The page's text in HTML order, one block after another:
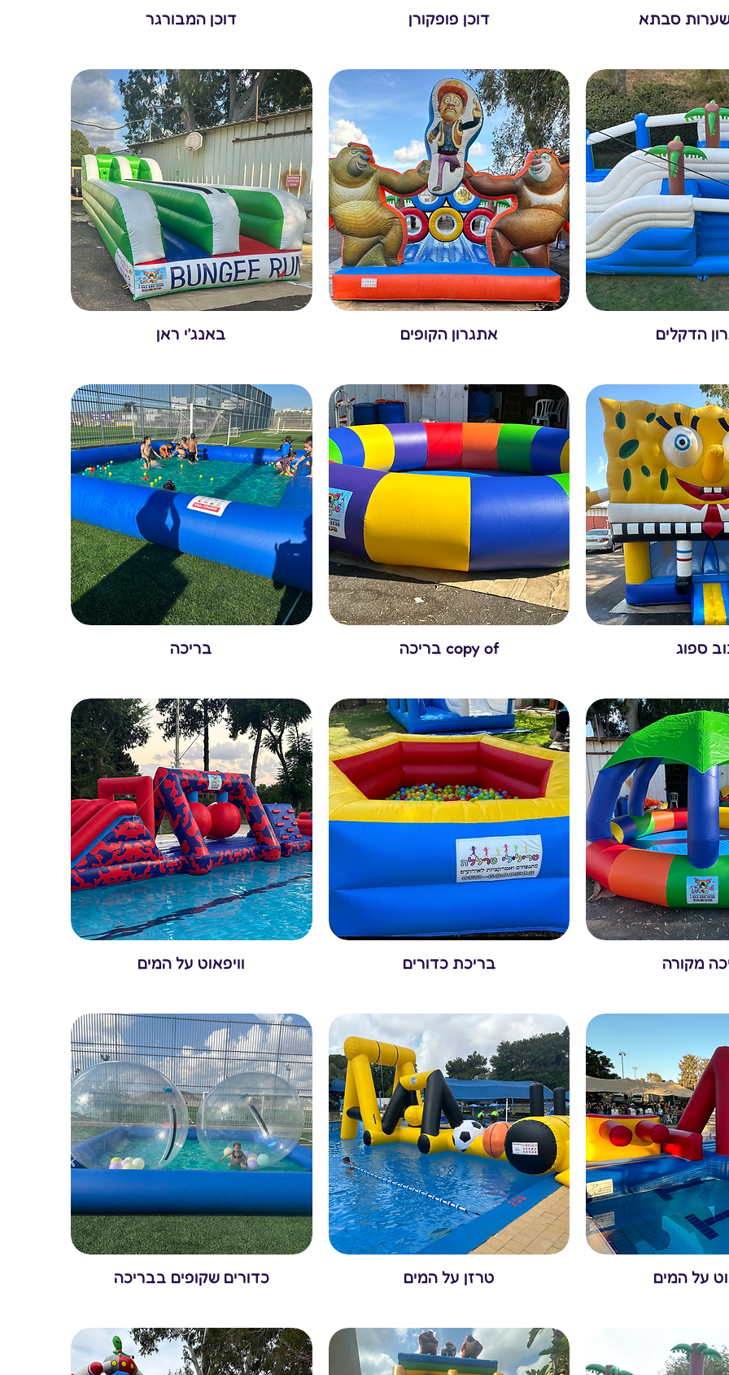
סבתא דוכן פופקורן דוכן המבורגר
הדקלים אתגרון הקופים באנג׳י ראן
ספוג copy of בריכה בריכה
מקורה בריכת כדורים וויפאוט על המים
על המים טרזן על המים כדורים שקופים בבריכה